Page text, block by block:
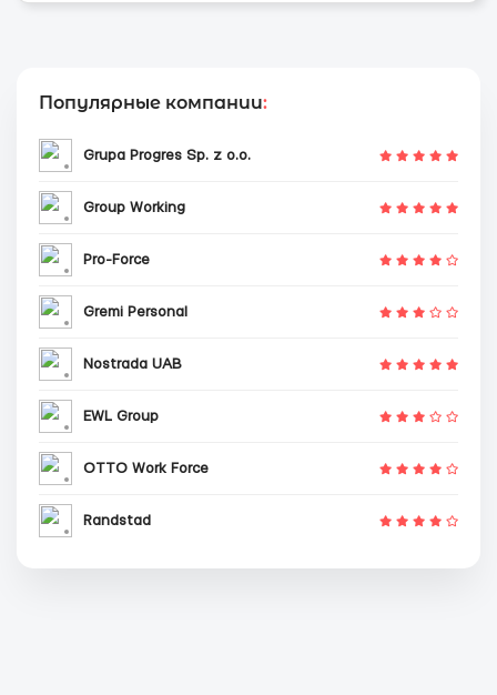
Популярные компании:
Grupa Progres Sp. z o.o.
Group Working
Pro-Force
Gremi Personal
Nostrada UAB
EWL Group
OTTO Work Force
Randstad